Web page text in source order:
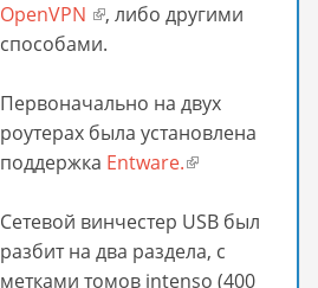
OpenVPN (внешняя ссылка)
, либо другими
способами.
Первоначально на двух
роутерах была установлена
поддержка Entware.(внешняя
Сетевой винчестер USB был
разбит на два раздела, с
метками томов intenso (400